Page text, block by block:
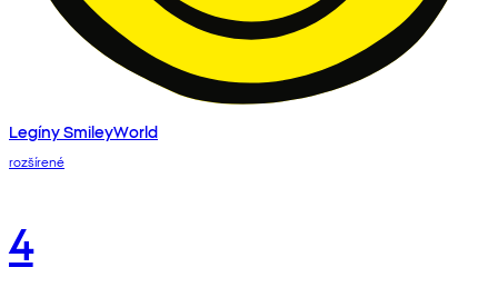
Legíny SmileyWorld
rozšírené
4